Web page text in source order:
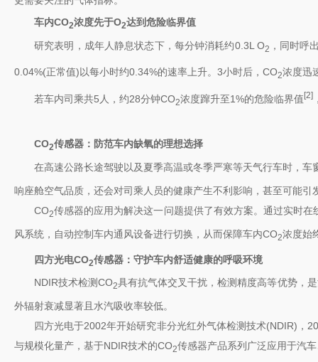
车内CO2浓度先于O2达到危险临界值
研究表明，成年人静息状态下，每分钟消耗约0.3L O2 ，同时呼
0.04%(正常值)以每小时约0.34%的速率上升。3小时后，CO2浓度迅
若车内司乘共5人，约28分钟CO2浓度蹿升至1%的危险临界值[2]
CO2传感器：防范车内缺氧的理想选择
在高速公路长途驾驶以及夏季高温或冬季严寒等天气行车时，车
响座舱空气品质，还会对司乘人员的健康产生不利影响，甚至可能引
CO2传感器的应用为解决这一问题提供了有效方案。通过实时在
风系统，自动控制车内通风设备进行切换，从而保障车内CO2浓度始
四方光电CO2传感器： 守护车内舒适健康的呼吸环境
NDIR技术检测CO2具有抗气体交叉干扰，检测精度高等优势，
外辐射衰减显著且水汽吸收率较低。
四方光电于2002年开始研究非分光红外气体检测技术(NDIR)，
与规模化量产，基于NDIR技术的CO2传感器产品系列广泛应用于汽